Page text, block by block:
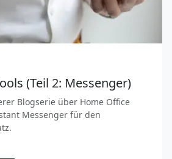
(Teil 2: Messenger)
Blogserie über Home Office
Messenger für den